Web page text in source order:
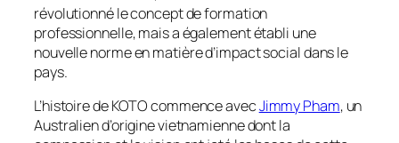
révolutionné le concept de formation
professionnelle, mais a également établi une
nouvelle norme en matière d’impact social dans le
pays.
L’histoire de KOTO commence avecJimmy Pham, un
Australien d’origine vietnamienne dont la